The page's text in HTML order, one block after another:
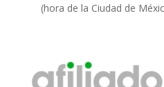
(hora de la Ciudad de